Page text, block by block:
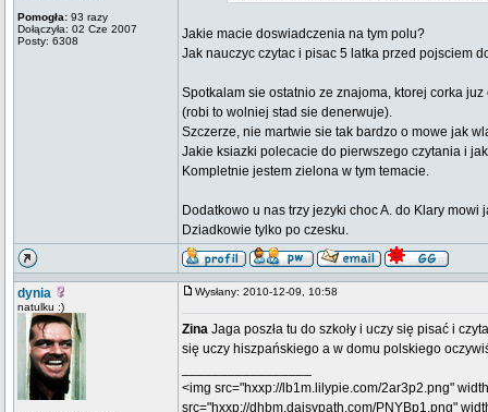
Pomogła: 93 razy
Dołączyła: 02 Cze 2007
Posty: 6308
Jakie macie doswiadczenia na tym polu?
Jak nauczyc czytac i pisac 5 latka przed pojsciem
Spotkalam sie ostatnio ze znajoma, ktorej corka
(robi to wolniej stad sie denerwuje).
Szczerze, nie martwie sie tak bardzo o mowe jak
Jakie ksiazki polecacie do pierwszego czytania i
Kompletnie jestem zielona w tym temacie.
Dodatkowo u nas trzy jezyki choc A. do Klary
Dziadkowie tylko po czesku.
dynia
natulku :)
Wysłany: 2010-12-09, 10:58
Zina Jaga poszła tu do szkoły i uczy się pisać i
się uczy hiszpańskiego a w domu polskiego
<img src="hxxp://lb1m.lilypie.com/2ar3p2.png"
src="hxxp://dhbm.daisypath.com/PNYBp1.png"